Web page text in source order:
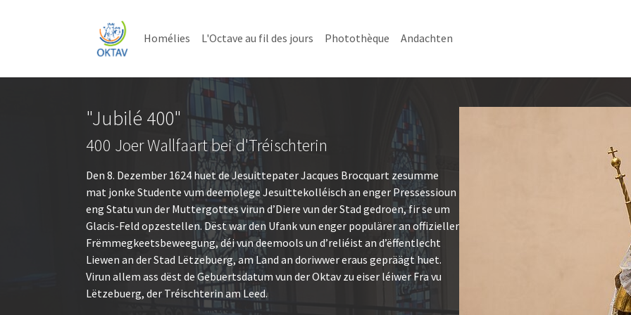
Homélies L'Octave au fil des jours Photothèque Andachten
"Jubilé 400"
400 Joer Wallfaart bei d'Tréischterin
Den 8. Dezember 1624 huet de Jesuittepater Jacques Brocquart zesumme
mat jonke Studente vum deemolege Jesuittekolléisch an enger Pressessioun
eng Statu vun der Muttergottes virun d’Diere vun der Stad gedroen, fir se um
Glacis-Feld opzestellen. Dëst war den Ufank vun enger populärer an offizieller
Frëmmegkeetsbeweegung, déi vun deemools un d’reliéist an d’ëffentlecht
Liewen an der Stad Lëtzebuerg, am Land an doriwwer eraus gepräägt huet.
Virun allem ass dëst de Gebuertsdatum vun der Oktav zu eiser léiwer Fra vu
Lëtzebuerg, der Tréischterin am Leed.